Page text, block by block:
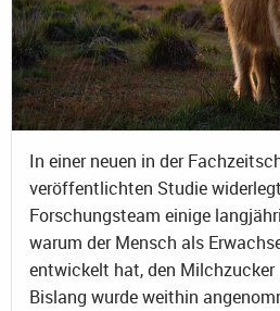
In einer neuen in der
veröffentlichten Studie
Forschungsteam einige
warum der Mensch als
entwickelt hat, den Milchzucker
Bislang wurde weithin